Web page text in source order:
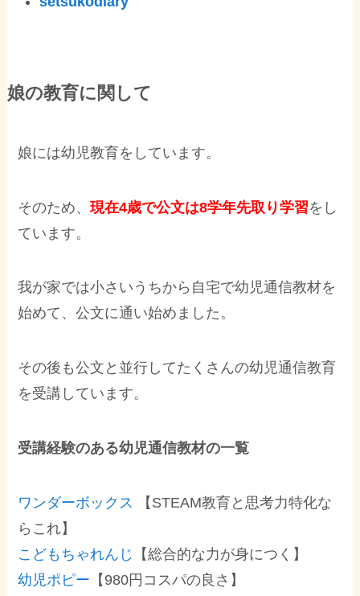
娘の教育に関して
娘には幼児教育をしています。
そのため、現在4歳で公文は8学年先取り学習をし
ています。
我が家では小さいうちから自宅で幼児通信教材を
始めて、公文に通い始めました。
その後も公文と並行してたくさんの幼児通信教育
を受講しています。
受講経験のある幼児通信教材の一覧
ワンダーボックス
【STEAM教育と思考力特化な
らこれ】
こどもちゃれんじ
【総合的な力が身につく】
幼児ポピー 【980円コスパの良さ】